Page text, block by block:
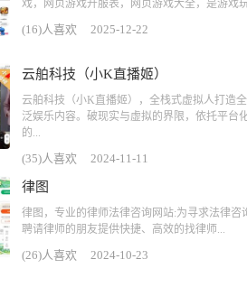
戏，网页游戏开服表，网页游戏大全，是游戏
(16)人喜欢 2025-12-22
云舶科技（小K直播姬）
云舶科技（小K直播姬），全栈式虚拟人打造
泛娱乐内容。破现实与虚拟的界限，依托平台
的...
(35)人喜欢 2024-11-11
律图
律图，专业的律师法律咨询网站:为寻求法律咨
聘请律师的朋友提供快捷、高效的找律师...
(26)人喜欢 2024-10-23